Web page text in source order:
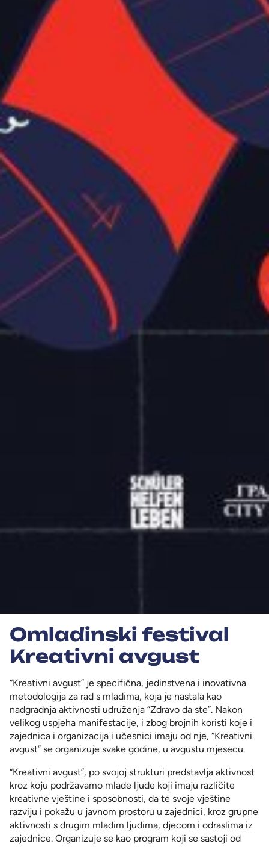
Omladinski festival
Kreativni avgust
“Kreativni avgust” je specifična, jedinstvena i inovativna
metodologija za rad s mladima, koja je nastala kao
nadgradnja aktivnosti udruženja “Zdravo da ste”. Nakon
velikog uspjeha manifestacije, i zbog brojnih koristi koje i
zajednica i organizacija i učesnici imaju od nje, “Kreativni
avgust” se organizuje svake godine, u avgustu mjesecu.
“Kreativni avgust”, po svojoj strukturi predstavlja aktivnost
kroz koju podržavamo mlade ljude koji imaju različite
kreativne vještine i sposobnosti, da te svoje vještine
razviju i pokažu u javnom prostoru u zajednici, kroz grupne
aktivnosti s drugim mladim ljudima, djecom i odraslima iz
zajednice. Organizuje se kao program koji se sastoji od